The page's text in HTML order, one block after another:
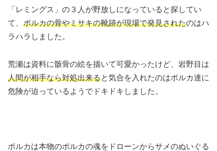
「レミングス」の３人が野放しになっていると探してい
て、 ポルカの骨やミサキの靴跡が現場で発見されたのはハ
ラハラしました。
荒瀬は資料に骸骨の絵を描いて可愛かったけど、岩野目は
人間が相手なら対処出来ると気合を入れたのはポルカ達に
危険が迫っているようでドキドキしました。
ポルカは本物のポルカの魂をドローンからサメのぬいぐる